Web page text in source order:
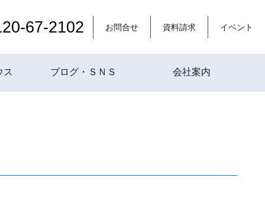
67-2102 お問合せ 資料請求 イベント
ス ブログ・ＳＮＳ 会社案内